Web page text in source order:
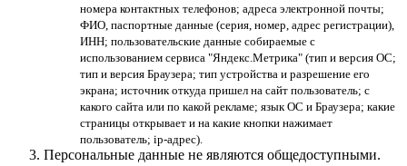
номера контактных телефонов; адреса электронной почты;
ФИО, паспортные данные (серия, номер, адрес регистрации),
ИНН; пользовательские данные собираемые с
использованием сервиса "Яндекс.Метрика" (тип и версия ОС;
тип и версия Браузера; тип устройства и разрешение его
экрана; источник откуда пришел на сайт пользователь; с
какого сайта или по какой рекламе; язык ОС и Браузера; какие
страницы открывает и на какие кнопки нажимает
пользователь; ip-адрес).
Персональные данные не являются общедоступными.